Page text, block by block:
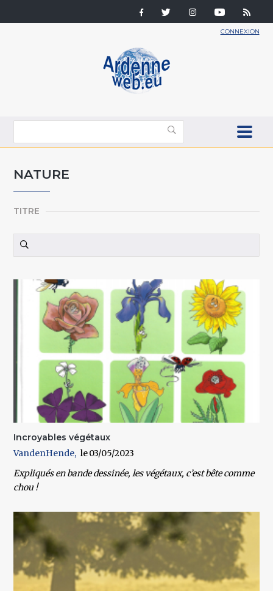
CONNEXION
NATURE
TITRE
Incroyables végétaux
VandenHende
03/05/2023
Expliqués en bande dessinée, les végétaux, c’est bête comme
chou !